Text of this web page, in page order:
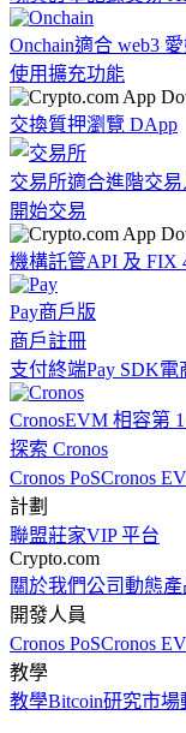
Onchain適合 web3
使用擴充功能
交換質押瀏覽 DApp
交易所適合進階交易
開始交易
機構託管API 及 FIX
Pay商戶版
商戶註冊
支付終端Pay SDK電
CronosEVM 相容第
探索 Cronos
Cronos PoSCronos
計劃
聯盟莊家VIP 平台
Crypto.com
關於我們公司動態
開發人員
Cronos PoSCronos
教學
教學Bitcoin研究市場